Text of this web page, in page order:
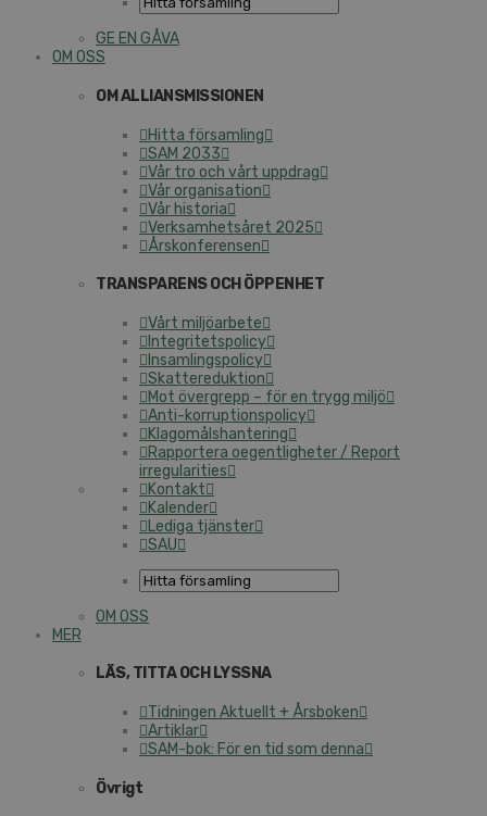
GE EN GÅVA
OM OSS
OM ALLIANSMISSIONEN
Hitta församling
SAM 2033
Vår tro och vårt uppdrag
Vår organisation
Vår historia
Verksamhetsåret 2025
Årskonferensen
TRANSPARENS OCH ÖPPENHET
Vårt miljöarbete
Integritetspolicy
Insamlingspolicy
Skattereduktion
Mot övergrepp – för en trygg miljö
Anti-korruptionspolicy
Klagomålshantering
Rapportera oegentligheter / Report
irregularities
Kontakt
Kalender
Lediga tjänster
SAU
OM OSS
MER
LÄS, TITTA OCH LYSSNA
Tidningen Aktuellt + Årsboken
Artiklar
SAM-bok: För en tid som denna
Övrigt